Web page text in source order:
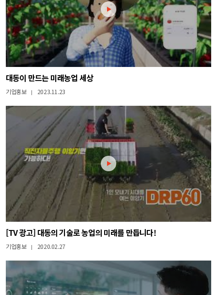
대동이 만드는 미래농업 세상
기업홍보 | 2023.11.23
[TV 광고] 대동의 기술로 농업의 미래를 만듭니다!
기업홍보 | 2020.02.27